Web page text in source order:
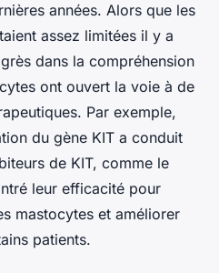
années. Alors que les
assez limitées il y a
dans la compréhension
ont ouvert la voie à de
Par exemple,
du gène KIT a conduit
de KIT, comme le
leur efficacité pour
mastocytes et améliorer
patients.